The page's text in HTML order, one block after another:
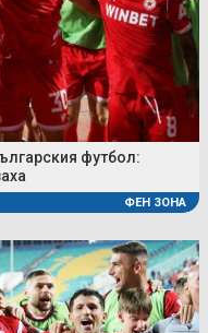
футбол:
ФЕН ЗОНА